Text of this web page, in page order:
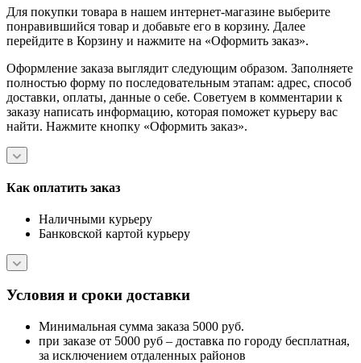
Для покупки товара в нашем интернет-магазине выберите
понравившийся товар и добавьте его в корзину. Далее
перейдите в Корзину и нажмите на «Оформить заказ».
Оформление заказа выглядит следующим образом. Заполняете
полностью форму по последовательным этапам: адрес, способ
доставки, оплаты, данные о себе. Советуем в комментарии к
заказу написать информацию, которая поможет курьеру вас
найти. Нажмите кнопку «Оформить заказ».
Как оплатить заказ
Наличными курьеру
Банковской картой курьеру
Условия и сроки доставки
Минимальная сумма заказа 5000 руб.
при заказе от 5000 руб – доставка по городу бесплатная,
за исключением отдаленных районов